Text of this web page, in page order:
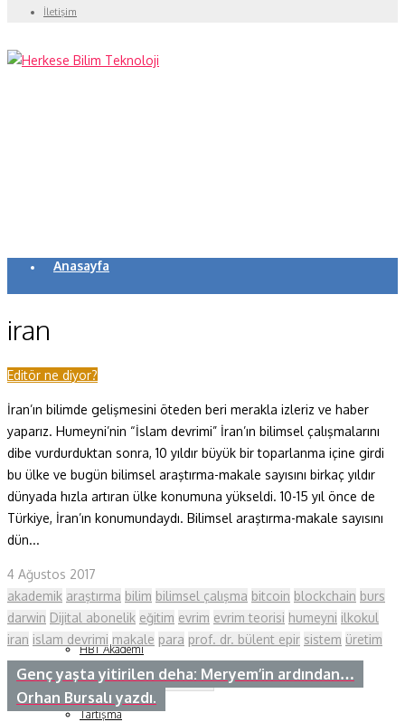
İletişim
Anasayfa
Makaleler
Dergi Sayıları
Yaşam Bilimleri
Sağlık
Fizik ve Uzay
Teknoyaşam
Fazlası
HBT Akademi
Bilim Çocuk
Soru ve Yanıt
Kitap Tanıtımları
Tartışma
iran
Editör ne diyor?
İran’ın bilimde gelişmesini öteden beri merakla izleriz ve haber
yaparız. Humeyni’nin “İslam devrimi” İran’ın bilimsel çalışmalarını
dibe vurdurduktan sonra, 10 yıldır büyük bir toparlanma içine girdi
bu ülke ve bugün bilimsel araştırma-makale sayısını birkaç yıldır
dünyada hızla artıran ülke konumuna yükseldi. 10-15 yıl önce de
Türkiye, İran’ın konumundaydı. Bilimsel araştırma-makale sayısını
dün...
4 Ağustos 2017
akademik araştırma bilim bilimsel çalışma bitcoin blockchain burs
darwin Dijital abonelik eğitim evrim evrim teorisi humeyni ilkokul
iran islam devrimi makale para prof. dr. bülent epir sistem üretim
Genç yaşta yitirilen deha: Meryem’in ardından…
Orhan Bursalı yazdı.